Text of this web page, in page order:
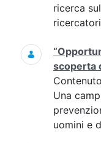
ricerca
scoperta
Una
uomini e